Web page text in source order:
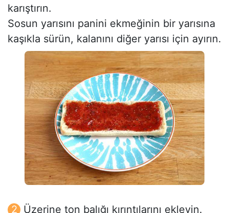
karıştırın.
Sosun yarısını panini ekmeğinin bir yarısına
kaşıkla sürün, kalanını diğer yarısı için ayırın.
Üzerine ton balığı kırıntılarını ekleyin.